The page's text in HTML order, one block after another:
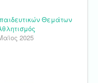
Θεμάτων
2025